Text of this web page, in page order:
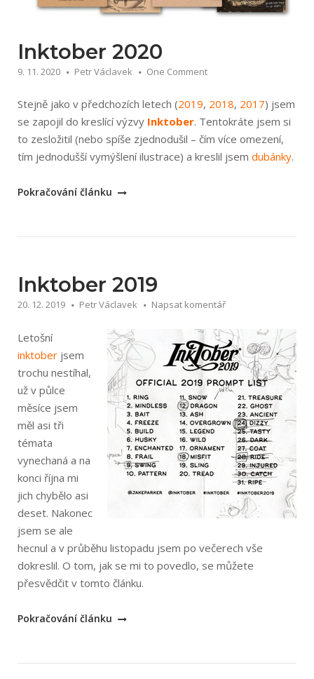
Inktober 2020
9. 11. 2020 Petr Václavek One Comment
Stejně jako v předchozích letech (2019, 2018, 2017) jsem
se zapojil do kreslící výzvy Inktober. Tentokráte jsem si
to zesložitil (nebo spíše zjednodušil – čím více omezení,
tím jednodušší vymýšlení ilustrace) a kreslil jsem dubánky.
„Inktober
Pokračování článku
Inktober 2019
20. 12. 2019 Petr Václavek Napsat komentář
Letošní
inktober jsem
trochu nestíhal,
už v půlce
měsíce jsem
měl asi tři
témata
vynechaná a na
konci října mi
jich chybělo asi
deset. Nakonec
jsem se ale
hecnul a v průběhu listopadu jsem po večerech vše
dokreslil. O tom, jak se mi to povedlo, se můžete
přesvědčit v tomto článku.
„Inktober
Pokračování článku